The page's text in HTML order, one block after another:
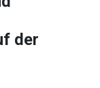
der